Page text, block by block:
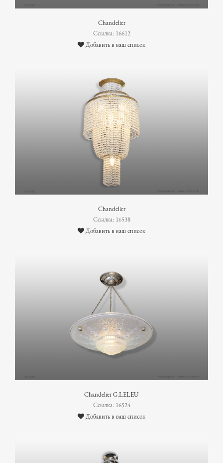
Chandelier
Ссылка: 16612
Добавить в ваш список
Chandelier
Ссылка: 16538
Добавить в ваш список
Chandelier G.LELEU
Ссылка: 16524
Добавить в ваш список